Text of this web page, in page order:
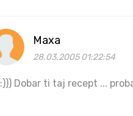
Maxa
28.03.2005 01:22:54
:))) Dobar ti taj recept ...